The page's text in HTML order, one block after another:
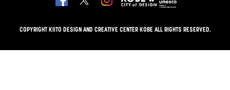
COPYRIGHT KIITO DESIGN AND CREATIVE CENTER KOBE ALL RIGHTS RESERVED.